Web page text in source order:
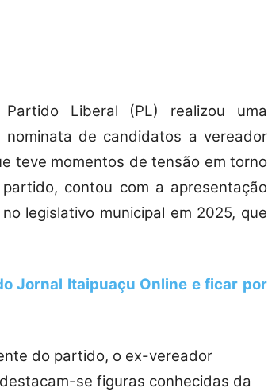
Liberal (PL) realizou uma
de candidatos a vereador
teve momentos de tensão em torno
contou com a apresentação
legislativo municipal em 2025, que
Jornal Itaipuaçu Online e ficar por
do partido, o ex-vereador
se figuras conhecidas da